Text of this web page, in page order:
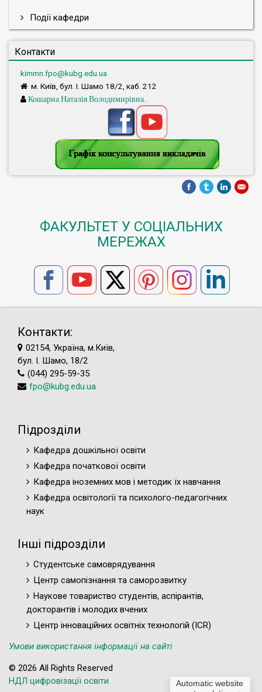
Події кафедри
Контакти
kimmn.fpo@kubg.edu.ua
м. Київ, бул. І. Шамо 18/2, каб. 212
Кошарна Наталія Володимирівна.
Automatic website
ФАКУЛЬТЕТ У СОЦІАЛЬНИХ
МЕРЕЖАХ
Контакти:
02154, Україна, м.Київ,
бул. І. Шамо, 18/2
(044) 295-59-35
fpo@kubg.edu.ua
Підрозділи
Кафедра дошкільної освіти
Кафедра початкової освіти
Кафедра іноземних мов і методик їх навчання
Кафедра освітології та психолого-педагогічних
наук
Інші підрозділи
Студентське самоврядування
Центр самопізнання та саморозвитку
Наукове товариство студентів, аспірантів,
докторантів і молодих вчених
Центр інноваційних освітніх технологій (ICR)
Умови використання інформації на сайті
© 2026 All Rights Reserved
НДЛ цифровізації освіти